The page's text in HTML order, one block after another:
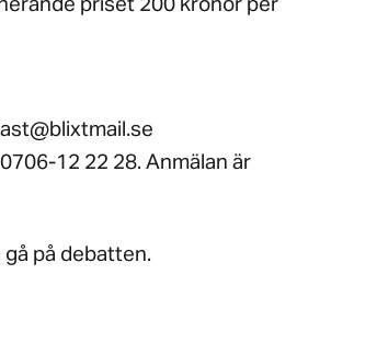
priset 200 kronor per
12 22 28. Anmälan är
på debatten.